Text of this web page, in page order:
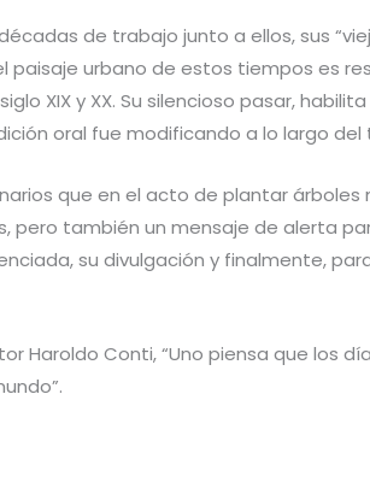
de trabajo junto a ellos, sus
paisaje urbano de estos tiempos es
XIX y XX. Su silencioso pasar,
oral fue modificando a lo largo del
que en el acto de plantar
pero también un mensaje de alerta
su divulgación y finalmente,
Haroldo Conti, “Uno piensa que los